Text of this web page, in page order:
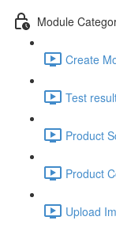
Module
Create
Test
Product
Product
Upload